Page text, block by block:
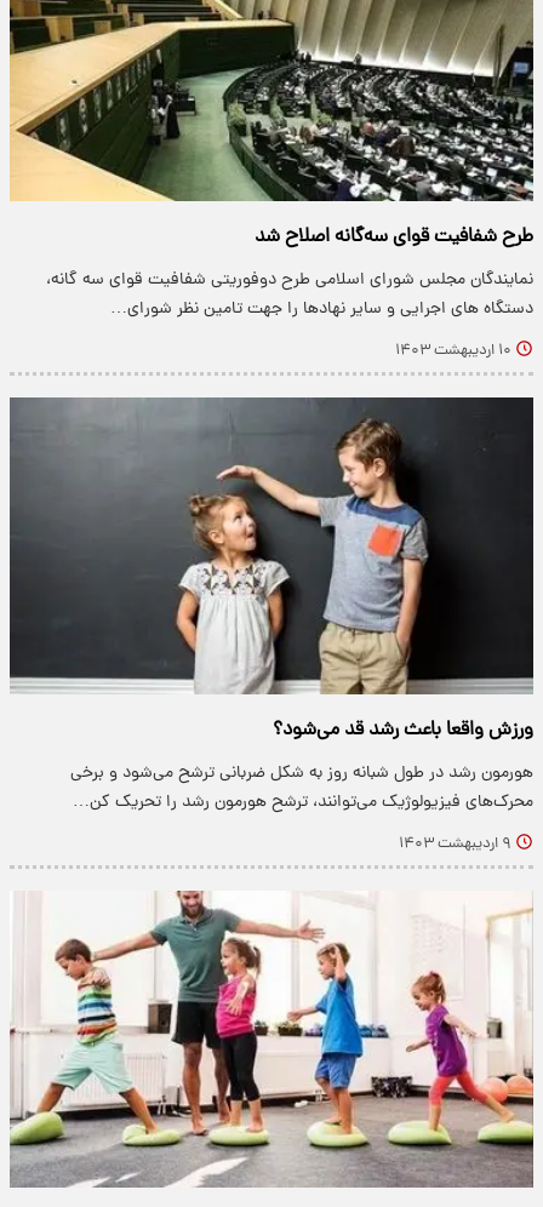
طرح شفافیت قوای سه‌گانه اصلاح شد
نمایندگان مجلس شورای اسلامی طرح دوفوریتی شفافیت قوای سه گانه،
دستگاه های اجرایی و سایر نهادها را جهت تامین نظر شورای…
۱۰ اردیبهشت ۱۴۰۳
ورزش واقعا باعث رشد قد می‌شود؟
هورمون رشد در طول شبانه روز به شکل ضربانی ترشح می‌شود و برخی
محرک‌های فیزیولوژیک می‌توانند، ترشح هورمون رشد را تحریک کن…
۹ اردیبهشت ۱۴۰۳